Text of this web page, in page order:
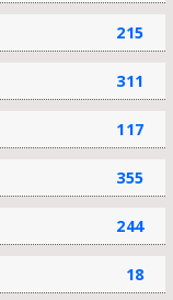
215
311
117
355
244
18